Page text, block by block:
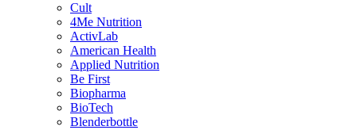
Cult
4Me Nutrition
ActivLab
American Health
Applied Nutrition
Be First
Biopharma
BioTech
Blenderbottle